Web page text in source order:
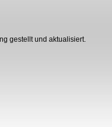
gestellt und aktualisiert.